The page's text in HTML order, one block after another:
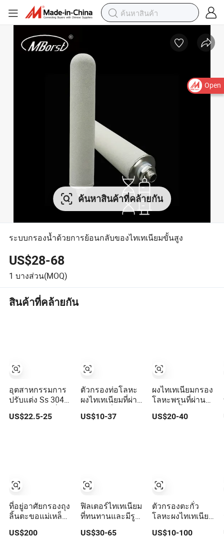
Open
ค้นหาสินค้าที่คล้ายกัน
ระบบกรองน้ำด้วยการย้อนกลับของไทเทเนียมขั้นสูง
US$28-68
1 บางส่วน(MOQ)
สินค้าที่คล้ายกัน
อุตสาหกรรมการ
ปรับแต่ง Ss 304
316 ตัวกรองที่ผ่าน
การอัดแน่น การก
US$22.5-25
ที่อยู่อาศัยกรองถุง
ลิ้นตะขอแม่เหล็ก
สำหรับเครื่องดื่มส
US$200
ตัวกรองท่อโลหะ
ผงไทเทเนียมที่ผ่าน
การเผาเพื่อกำจัด
ฝุ่นในอากาศ
US$10-37
ฟิลเตอร์ไทเทเนียม
ที่ทนทานและมีรู
รองก๊าซอย่างมี
US$30-65
ผงไทเทเนียมกรอง
โลหะพรุนที่ผ่าน
การอัดขึ้นรูป
US$20-40
ตัวกรองตะกั่ว
โลหะผงไทเทเนียม
0.2 0.5 1 5 10 50
US$10-100